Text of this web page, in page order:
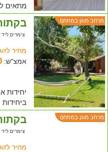
מתאים
מרחב מוגן במתחם
צימרים ליד
מחיר
אמצ"ש:
ביחידות
מרחב מוגן במתחם
צימרים ליד
מחיר